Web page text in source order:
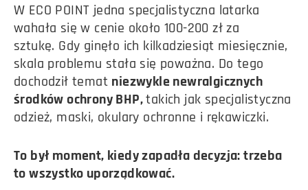
W ECO POINT jedna specjalistyczna latarka
wahała się w cenie około 100-200 zł za
sztukę. Gdy ginęło ich kilkadziesiąt miesięcznie,
skala problemu stała się poważna. Do tego
dochodził temat niezwykle newralgicznych
środków ochrony BHP,takich jak specjalistyczna
odzież, maski, okulary ochronne i rękawiczki.
To był moment, kiedy zapadła decyzja: trzeba
to wszystko uporządkować.